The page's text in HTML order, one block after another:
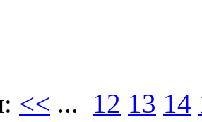
<< ... 12 13 14